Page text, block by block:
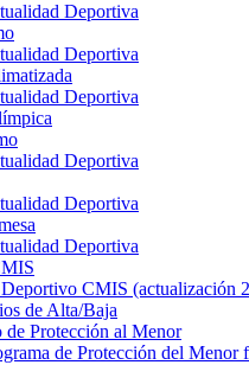
Deportiva
Deportiva
Deportiva
Deportiva
Deportiva
Deportiva
CMIS (actualización
de Alta/Baja
de Protección al Menor
de Protección del Menor